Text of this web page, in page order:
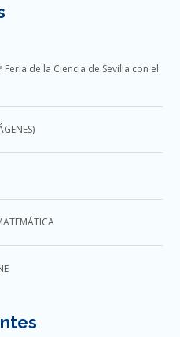
Feria de la Ciencia de Sevilla con el